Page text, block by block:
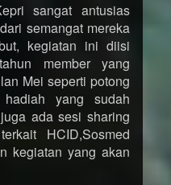
sangat antusias
semangat mereka
kegiatan ini diisi
member yang
Mei seperti potong
yang sudah
ada sesi sharing
HCID,Sosmed
kegiatan yang akan